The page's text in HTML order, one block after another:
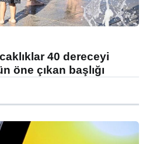
40 dereceyi
öne çıkan başlığı